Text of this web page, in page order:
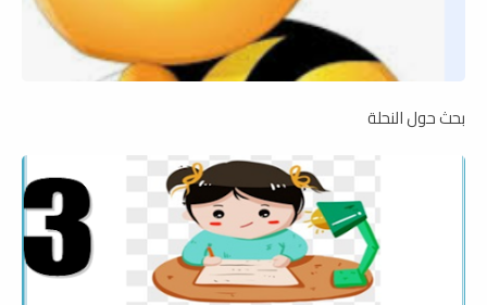
بحث حول النحلة